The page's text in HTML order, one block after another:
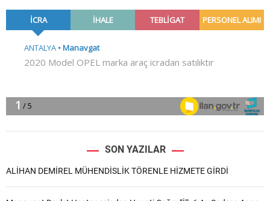
SON YAZILAR
ALİHAN DEMİREL MÜHENDİSLİK TÖRENLE HİZMETE GİRDİ